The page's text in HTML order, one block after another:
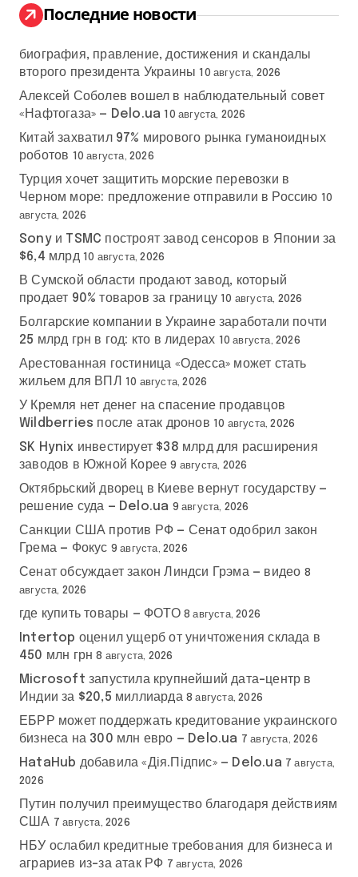
: Последние новости
биография, правление, достижения и скандалы
второго президента Украины
10 августа, 2026
Алексей Соболев вошел в наблюдательный совет
«Нафтогаза» — Delo.ua
10 августа, 2026
Китай захватил 97% мирового рынка гуманоидных
роботов
10 августа, 2026
Турция хочет защитить морские перевозки в
Черном море: предложение отправили в Россию
10
августа, 2026
Sony и TSMC построят завод сенсоров в Японии за
$6,4 млрд
10 августа, 2026
В Сумской области продают завод, который
продает 90% товаров за границу
10 августа, 2026
Болгарские компании в Украине заработали почти
25 млрд грн в год: кто в лидерах
10 августа, 2026
Арестованная гостиница «Одесса» может стать
жильем для ВПЛ
10 августа, 2026
У Кремля нет денег на спасение продавцов
Wildberries после атак дронов
10 августа, 2026
SK Hynix инвестирует $38 млрд для расширения
заводов в Южной Корее 9 августа, 2026
Октябрьский дворец в Киеве вернут государству —
решение суда — Delo.ua 9 августа, 2026
Санкции США против РФ — Сенат одобрил закон
Грема — Фокус 9 августа, 2026
Сенат обсуждает закон Линдси Грэма — видео 8
августа, 2026
где купить товары — ФОТО 8 августа, 2026
Intertop оценил ущерб от уничтожения склада в
450 млн грн 8 августа, 2026
Microsoft запустила крупнейший дата-центр в
Индии за $20,5 миллиарда 8 августа, 2026
ЕБРР может поддержать кредитование украинского
бизнеса на 300 млн евро — Delo.ua 7 августа, 2026
HataHub добавила «Дія.Підпис» — Delo.ua 7 августа,
2026
Путин получил преимущество благодаря действиям
США 7 августа, 2026
НБУ ослабил кредитные требования для бизнеса и
аграриев из-за атак РФ 7 августа, 2026